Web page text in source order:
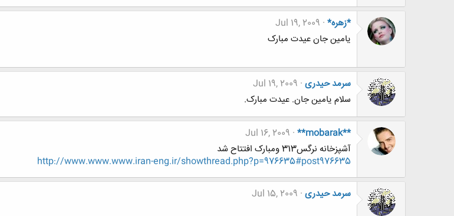
*زهره* Jul 19, 2009
یامین جان عیدت مبارک
سرمد حیدری Jul 19, 2009
سلام یامین جان. عیدت مبارک.
**mobarak**
Jul 16, 2009
آشپزخانه نرگس313 ومبارک افتتاح شد
http://www.www.www.iran-eng.ir/showthread.php?p=976635#post976635
سرمد حیدری Jul 15, 2009